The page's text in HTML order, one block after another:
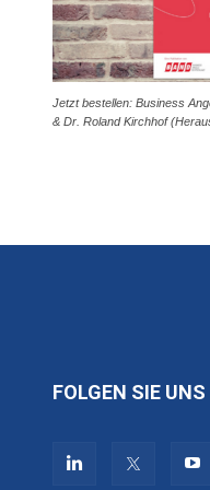
Jetzt bestellen: Business
& Dr. Roland Kirchhof
FOLGEN SIE UNS